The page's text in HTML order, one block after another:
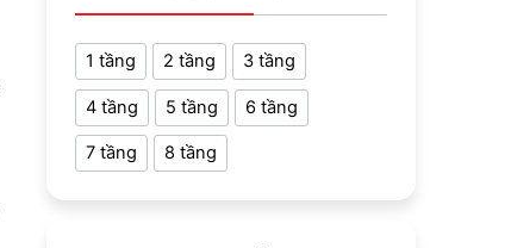
1 tầng 2 tầng 3 tầng
4 tầng 5 tầng 6 tầng
7 tầng 8 tầng